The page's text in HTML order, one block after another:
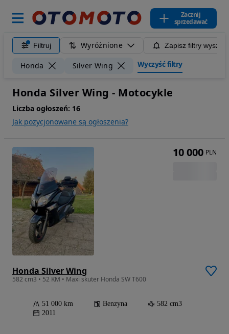
Zacznij
sprzedawać
Filtruj Wyróżnione Zapisz filtry
Honda Silver Wing Wyczyść filtry
Honda Silver Wing - Motocykle
Liczba ogłoszeń: 16
Jak pozycjonowane są ogłoszenia?
Honda Silver Wing
582 cm3 • 52 KM • Maxi skuter Honda SW T600
51 000 km Benzyna
582 cm3
2011
10 000 PLN